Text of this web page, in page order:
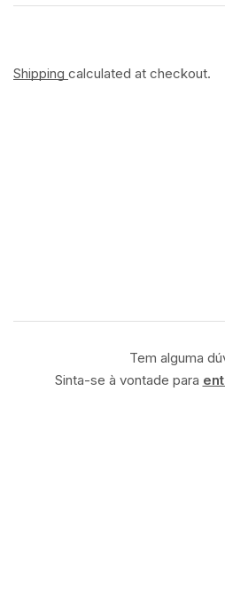
Shipping calculated at checkout.
Tem alguma
Sinta-se à vontade para